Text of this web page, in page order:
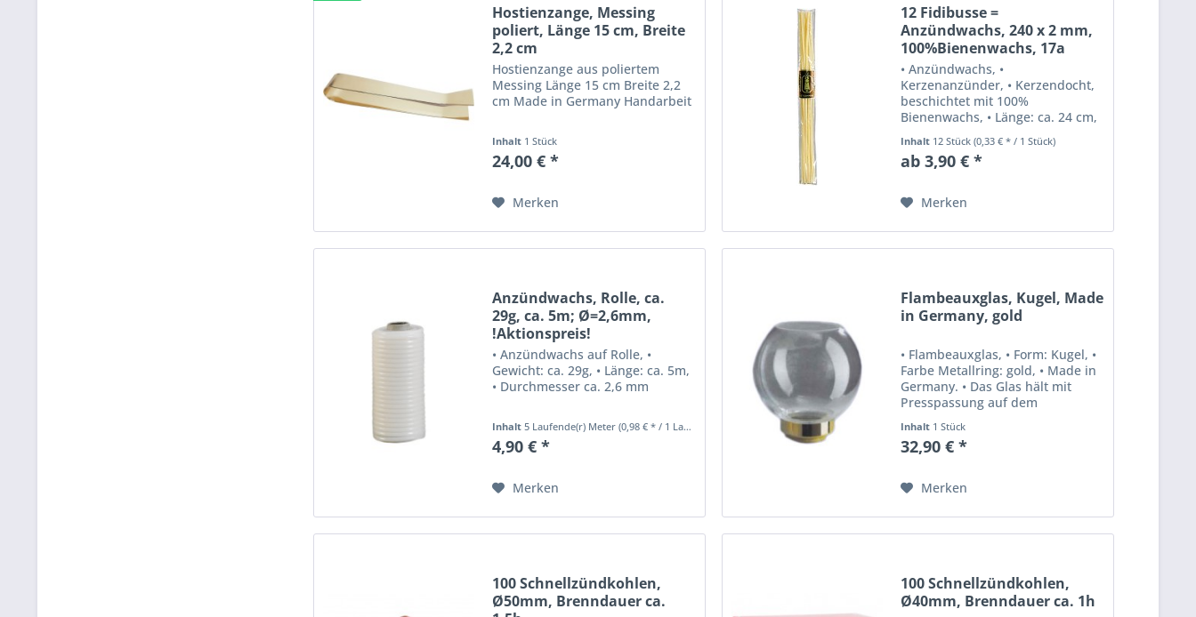
Hostienzange, Messing
poliert, Länge 15 cm, Breite
2,2 cm
Hostienzange aus poliertem
Messing Länge 15 cm Breite 2,2
cm Made in Germany Handarbeit
Inhalt 1 Stück
24,00 € *
Merken
12 Fidibusse =
Anzündwachs, 240 x 2 mm,
100%Bienenwachs, 17a
• Anzündwachs, •
Kerzenanzünder, • Kerzendocht,
beschichtet mit 100%
Bienenwachs, • Länge: ca. 24 cm,
Verpackungseinheit: 12 Dochte in
einem Plistertütchen. • Hersteller:
Inhalt 12 Stück(0,33 € * / 1 Stück)
ab 3,90 € *
Merken
Anzündwachs, Rolle, ca.
29g, ca. 5m; Ø=2,6mm,
!Aktionspreis!
• Anzündwachs auf Rolle, •
Gewicht: ca. 29g, • Länge: ca. 5m,
• Durchmesser ca. 2,6 mm
Inhalt 5 Laufende(r) Meter(0,98 € * / 1 Laufende(r) Meter)
4,90 € *
Merken
Flambeauxglas, Kugel, Made
in Germany, gold
• Flambeauxglas, • Form: Kugel, •
Farbe Metallring: gold, • Made in
Germany. • Das Glas hält mit
Presspassung auf dem
Öffnung ca. 29 mm
Inhalt 1 Stück
32,90 € *
Merken
100 Schnellzündkohlen,
Ø50mm, Brenndauer ca.
100 Schnellzündkohlen,
Ø40mm, Brenndauer ca. 1h